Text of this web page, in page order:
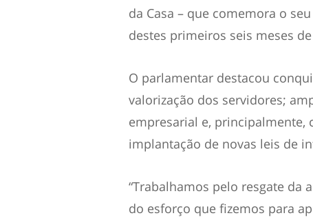
da Casa – que comemora o
destes primeiros seis meses
O parlamentar destacou
valorização dos servidores;
empresarial e, principalmente,
implantação de novas leis de
“Trabalhamos pelo resgate da
do esforço que fizemos para